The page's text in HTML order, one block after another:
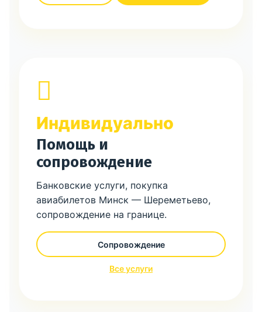
Индивидуально
Помощь и
сопровождение
Банковские услуги, покупка
авиабилетов Минск — Шереметьево,
сопровождение на границе.
Сопровождение
Все услуги